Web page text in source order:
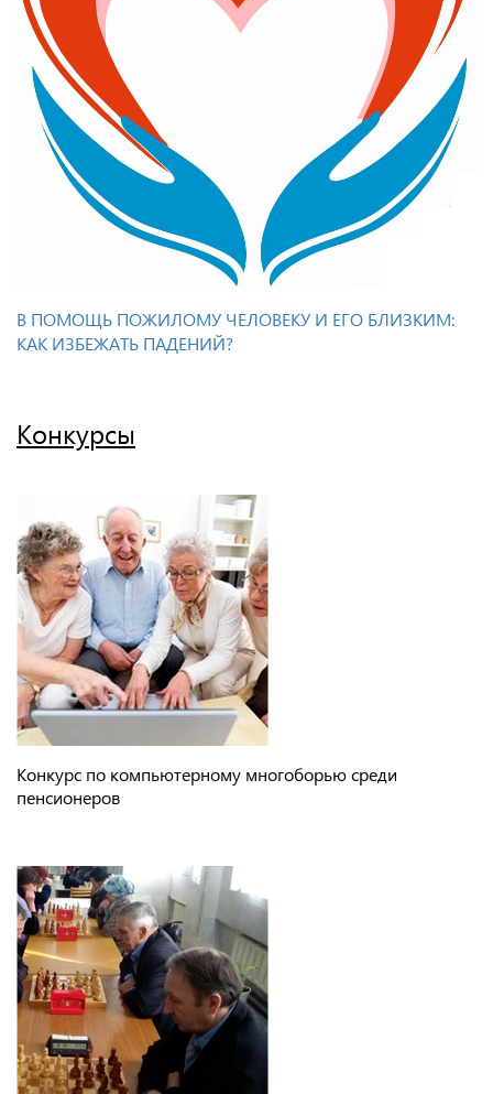
В ПОМОЩЬ ПОЖИЛОМУ ЧЕЛОВЕКУ И ЕГО БЛИЗКИМ:
КАК ИЗБЕЖАТЬ ПАДЕНИЙ?
Конкурсы
Конкурс по компьютерному многоборью среди
пенсионеров